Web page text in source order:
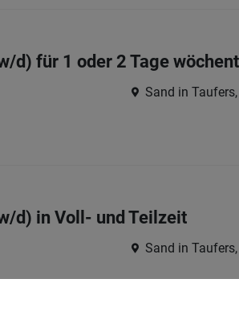
d) für 1 oder 2 Tage
Sand in
d) in Voll- und Teilzeit
Sand in